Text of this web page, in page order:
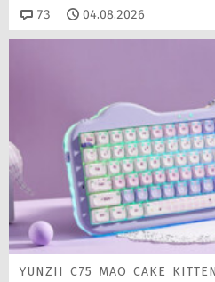
73 Kommentare
04.08.2026
YUNZII C75 MAO CAKE KITTEN